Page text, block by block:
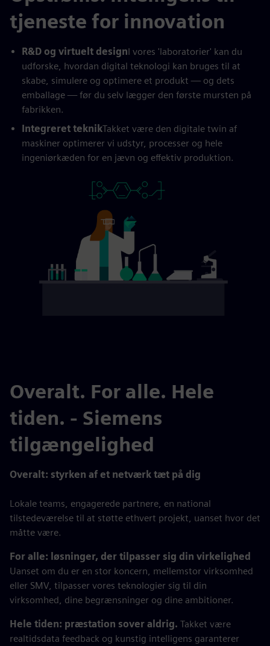
tjeneste for innovation
R&D og virtuelt designI vores 'laboratorier' kan du
udforske, hvordan digital teknologi kan bruges til at
skabe, simulere og optimere et produkt — og dets
emballage — før du selv lægger den første mursten på
fabrikken.
Integreret teknikTakket være den digitale twin af
maskiner optimerer vi udstyr, processer og hele
ingeniørkæden for en jævn og effektiv produktion.
Overalt. For alle. Hele
tiden. - Siemens
tilgængelighed
Overalt: styrken af et netværk tæt på dig
Lokale teams, engagerede partnere, en national
tilstedeværelse til at støtte ethvert projekt, uanset hvor det
måtte være.
For alle: løsninger, der tilpasser sig din virkelighed
Uanset om du er en stor koncern, mellemstor virksomhed
eller SMV, tilpasser vores teknologier sig til din
virksomhed, dine begrænsninger og dine ambitioner.
Hele tiden: præstation sover aldrig. Takket være
realtidsdata feedback og kunstig intelligens garanterer